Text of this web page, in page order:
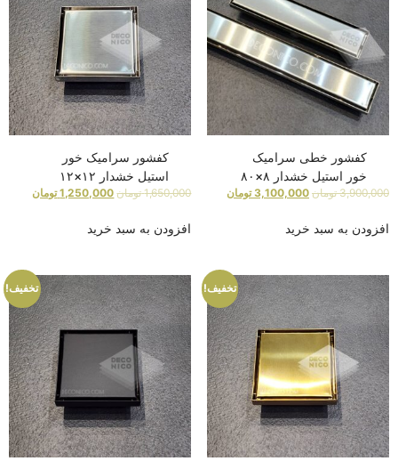
کفشور خطی سرامیک
خور استیل خشدار ۸×۸۰
3,900,000 تومان 3,100,000 تومان
افزودن به سبد خرید
کفشور سرامیک خور
استیل خشدار ۱۲×۱۲
1,650,000 تومان 1,250,000 تومان
افزودن به سبد خرید
تخفیف! تخفیف!